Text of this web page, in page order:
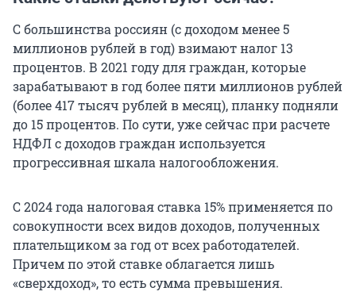
С большинства россиян (с доходом менее 5
миллионов рублей в год) взимают налог 13
процентов. В 2021 году для граждан, которые
зарабатывают в год более пяти миллионов рублей
(более 417 тысяч рублей в месяц), планку подняли
до 15 процентов. По сути, уже сейчас при расчете
НДФЛ с доходов граждан используется
прогрессивная шкала налогообложения.
С 2024 года налоговая ставка 15% применяется по
совокупности всех видов доходов, полученных
плательщиком за год от всех работодателей.
Причем по этой ставке облагается лишь
«сверхдоход», то есть сумма превышения.